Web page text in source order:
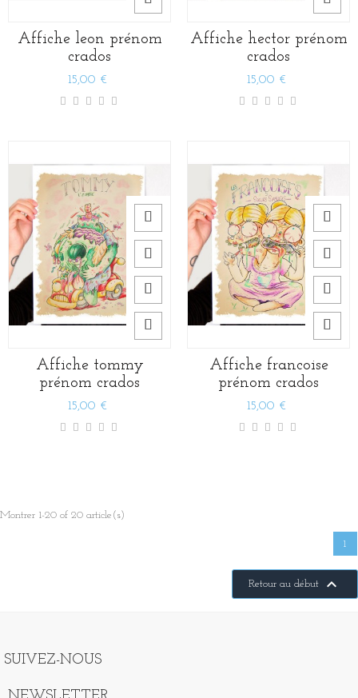
Affiche leon prénom
crados
15,00 €
Affiche hector prénom
crados
15,00 €
Affiche tommy
prénom crados
15,00 €
Affiche francoise
prénom crados
15,00 €
Montrer 1-20 of 20 article(s)
1
Retour au début 
SUIVEZ-NOUS